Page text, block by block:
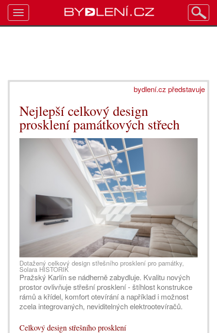
bydlení.cz představuje
Nejlepší celkový design
prosklení památkových střech
Dotažený celkový design střešního prosklení pro památky,
Solara HISTORIK
Pražský Karlín se nádherně zabydluje. Kvalitu nových
prostor ovlivňuje střešní prosklení - štíhlost konstrukce
rámů a křídel, komfort otevírání a například i možnost
zcela integrovaných, neviditelných elektrootevíračů.
Celkový design střešního prosklení
Toggle
navigation